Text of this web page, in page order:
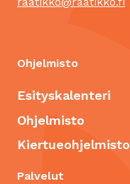
Ohjelmisto
Esityskalenteri
Ohjelmisto
Kiertueohjelmisto
Palvelut